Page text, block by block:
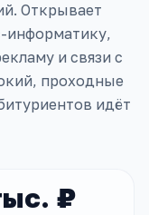
Открывает
информатику,
и связи с
проходные
идёт
₽